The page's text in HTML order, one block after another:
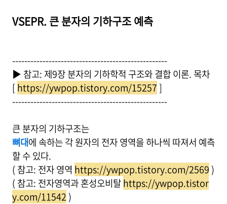
VSEPR. 큰 분자의 기하구조 예측
---------------------------------------------------
▶ 참고: 제9장 분자의 기하학적 구조와 결합 이론. 목차
[https://ywpop.tistory.com/15257]
---------------------------------------------------
큰 분자의 기하구조는
뼈대에 속하는 각 원자의 전자 영역을 하나씩 따져서 예측
할 수 있다.
( 참고: 전자 영역 https://ywpop.tistory.com/2569 )
( 참고: 전자영역과 혼성오비탈https://ywpop.tistor
y.com/11542 )